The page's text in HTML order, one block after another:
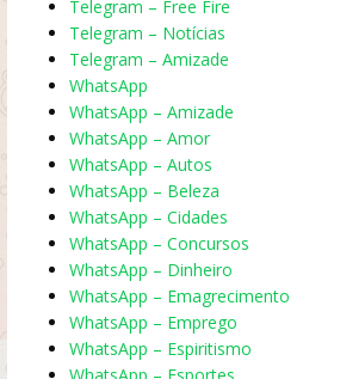
Telegram – Free Fire
Telegram – Notícias
Telegram – Amizade
WhatsApp
WhatsApp – Amizade
WhatsApp – Amor
WhatsApp – Autos
WhatsApp – Beleza
WhatsApp – Cidades
WhatsApp – Concursos
WhatsApp – Dinheiro
WhatsApp – Emagrecimento
WhatsApp – Emprego
WhatsApp – Espiritismo